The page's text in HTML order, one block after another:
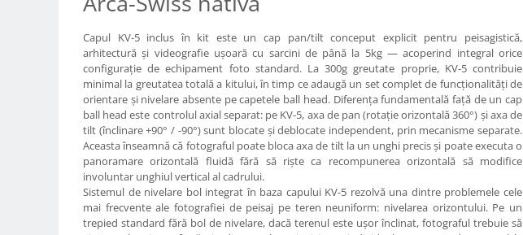
Cap trepied si monopied
Carucioare trepied (Dolly)
Placute cap trepied
Huse trepied / stativ lumini
Sina Focus pentru Macro
Accesorii trepiede si monopiede
Studio/Lumini si accesorii
Capul KV-5 inclus în kit este un cap pan/tilt conceput explicit pentru peisagistică,
arhitectură și videografie ușoară cu sarcini de până la 5kg — acoperind integral orice
configurație de echipament foto standard. La 300g greutate proprie, KV-5 contribuie
minimal la greutatea totală a kitului, în timp ce adaugă un set complet de funcționalități de
orientare și nivelare absente pe capetele ball head. Diferența fundamentală față de un cap
ball head este controlul axial separat: pe KV-5, axa de pan (rotație orizontală 360°) și axa de
tilt (înclinare +90° / -90°) sunt blocate și deblocate independent, prin mecanisme separate.
Aceasta înseamnă că fotograful poate bloca axa de tilt la un unghi precis și poate executa o
panoramare orizontală fluidă fără să riște ca recompunerea orizontală să modifice
involuntar unghiul vertical al cadrului.
Sistemul de nivelare bol integrat în baza capului KV-5 rezolvă una dintre problemele cele
mai frecvente ale fotografiei de peisaj pe teren neuniform: nivelarea orizontului. Pe un
trepied standard fără bol de nivelare, dacă terenul este ușor înclinat, fotograful trebuie să